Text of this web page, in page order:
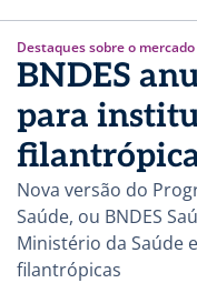
Destaques sobre o
BNDES
para
Nova versão do
Saúde, ou BNDES
Ministério da Saúde
filantrópicas